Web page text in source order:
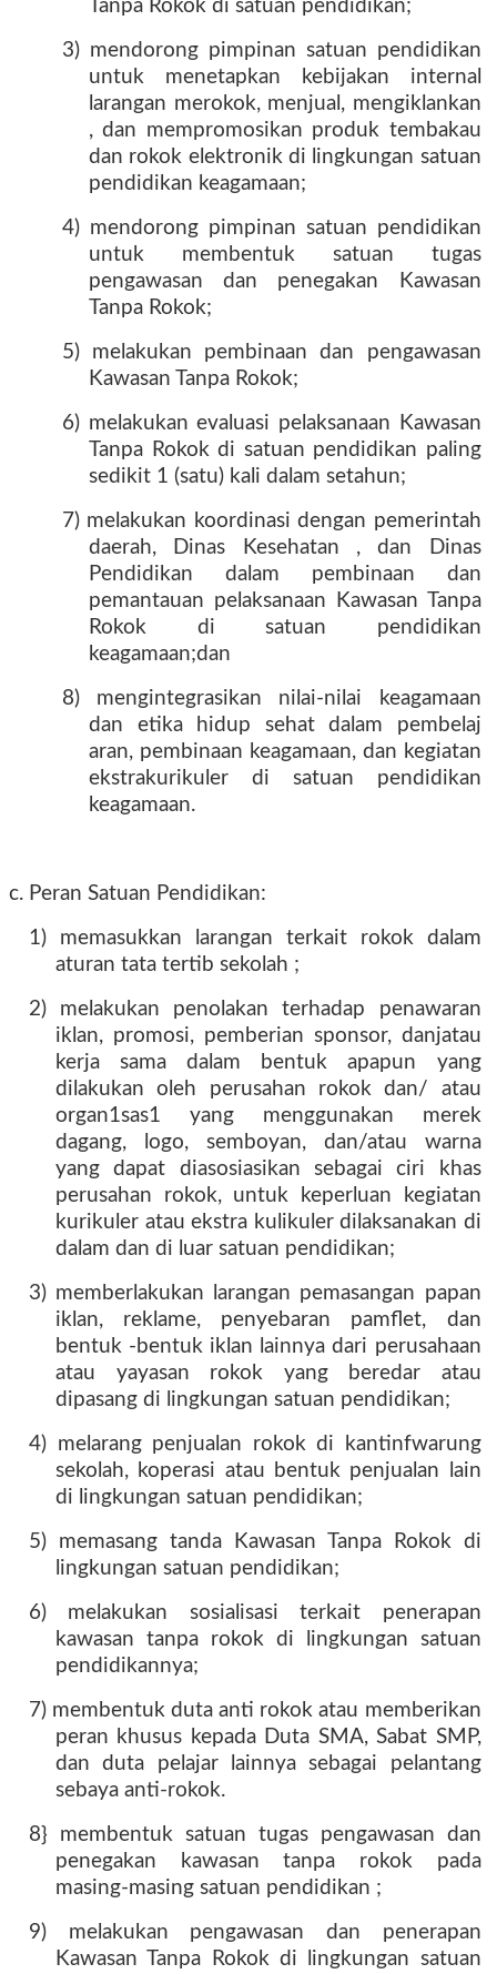
Tanpa Rokok di satuan pendidikan;
3) mendorong pimpinan satuan pendidikan
untuk menetapkan kebijakan internal
larangan merokok, menjual, mengiklankan
, dan mempromosikan produk tembakau
dan rokok elektronik di lingkungan satuan
pendidikan keagamaan;
4) mendorong pimpinan satuan pendidikan
untuk membentuk satuan tugas
pengawasan dan penegakan Kawasan
Tanpa Rokok;
5) melakukan pembinaan dan pengawasan
Kawasan Tanpa Rokok;
6) melakukan evaluasi pelaksanaan Kawasan
Tanpa Rokok di satuan pendidikan paling
sedikit 1 (satu) kali dalam setahun;
7) melakukan koordinasi dengan pemerintah
daerah, Dinas Kesehatan , dan Dinas
Pendidikan dalam pembinaan dan
pemantauan pelaksanaan Kawasan Tanpa
Rokok di satuan pendidikan
keagamaan;dan
8) mengintegrasikan nilai-nilai keagamaan
dan etika hidup sehat dalam pembelaj
aran, pembinaan keagamaan, dan kegiatan
ekstrakurikuler di satuan pendidikan
keagamaan.
c. Peran Satuan Pendidikan:
1) memasukkan larangan terkait rokok dalam
aturan tata tertib sekolah ;
2) melakukan penolakan terhadap penawaran
iklan, promosi, pemberian sponsor, danjatau
kerja sama dalam bentuk apapun yang
dilakukan oleh perusahan rokok dan/ atau
organ1sas1 yang menggunakan merek
dagang, logo, semboyan, dan/atau warna
yang dapat diasosiasikan sebagai ciri khas
perusahan rokok, untuk keperluan kegiatan
kurikuler atau ekstra kulikuler dilaksanakan di
dalam dan di luar satuan pendidikan;
3) memberlakukan larangan pemasangan papan
iklan, reklame, penyebaran pamflet, dan
bentuk -bentuk iklan lainnya dari perusahaan
atau yayasan rokok yang beredar atau
dipasang di lingkungan satuan pendidikan;
4) melarang penjualan rokok di kantinfwarung
sekolah, koperasi atau bentuk penjualan lain
di lingkungan satuan pendidikan;
5) memasang tanda Kawasan Tanpa Rokok di
lingkungan satuan pendidikan;
6) melakukan sosialisasi terkait penerapan
kawasan tanpa rokok di lingkungan satuan
pendidikannya;
7) membentuk duta anti rokok atau memberikan
peran khusus kepada Duta SMA, Sabat SMP,
dan duta pelajar lainnya sebagai pelantang
sebaya anti-rokok.
8} membentuk satuan tugas pengawasan dan
penegakan kawasan tanpa rokok pada
masing-masing satuan pendidikan ;
9) melakukan pengawasan dan penerapan
Kawasan Tanpa Rokok di lingkungan satuan